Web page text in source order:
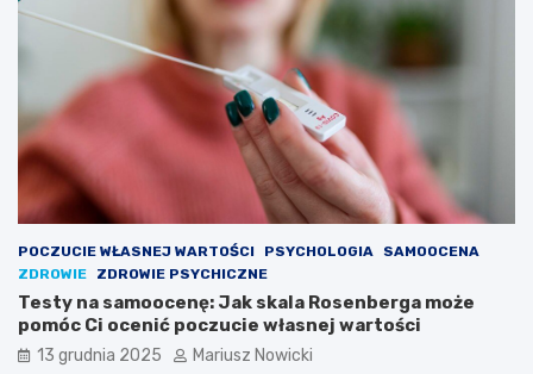
s
i
k
i
e
r
n
k
u
s
o
j
a
w
t
k
a
c
d
o
t
y
z
ą
POCZUCIE WŁASNEJ WARTOŚCI PSYCHOLOGIA
SAMOOCENA
ZDROWIE
ZDROWIE PSYCHICZNE
Testy na samoocenę: Jak skala Rosenberga może
pomóc Ci ocenić poczucie własnej wartości
13 grudnia 2025 Mariusz Nowicki